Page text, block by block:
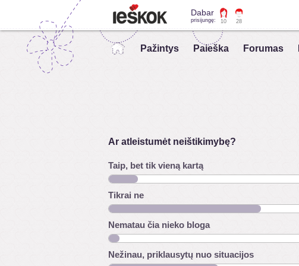
Dabar
prisijungę: 10 28
Pažintys Paieška Forumas
Ar atleistumėt neištikimybę?
Taip, bet tik vieną kartą
Tikrai ne
Nematau čia nieko bloga
Nežinau, priklausytų nuo situacijos